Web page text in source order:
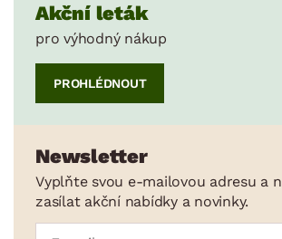
Akční leták
pro výhodný nákup
PROHLÉDNOUT
Newsletter
Vyplňte svou e-mailovou adresu a
zasílat akční nabídky a novinky.